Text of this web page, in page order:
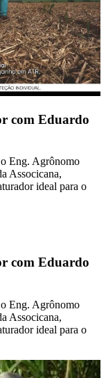
com Eduardo
Eng. Agrônomo
Associcana,
ideal para o
com Eduardo
Eng. Agrônomo
Associcana,
ideal para o